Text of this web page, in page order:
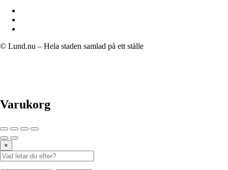
© Lund.nu – Hela staden samlad på ett ställe
Varukorg
×